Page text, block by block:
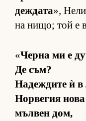
деж­дата»,
на ни­що; той е
«Черна ми е
Де съм?
На­деж­дите ѝ в
Нор­ве­гия
мъл­вен дом,